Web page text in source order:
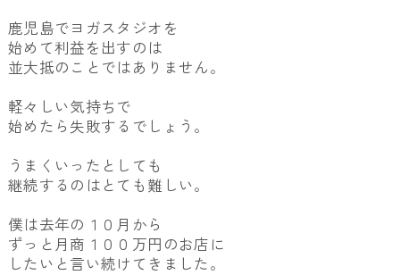
鹿児島でヨガスタジオを
始めて利益を出すのは
並大抵のことではありません。
軽々しい気持ちで
始めたら失敗するでしょう。
うまくいったとしても
継続するのはとても難しい。
僕は去年の１０月から
ずっと月商１００万円のお店に
したいと言い続けてきました。